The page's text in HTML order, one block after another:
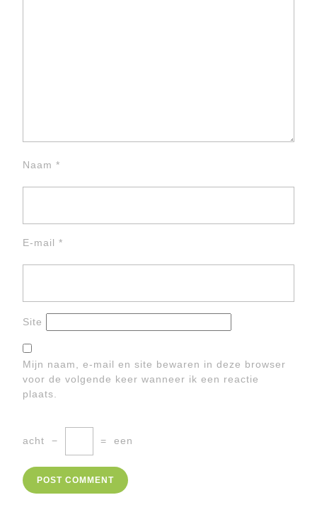
Naam *
E-mail *
Site
Mijn naam, e-mail en site bewaren in deze browser
voor de volgende keer wanneer ik een reactie
plaats.
acht − = een